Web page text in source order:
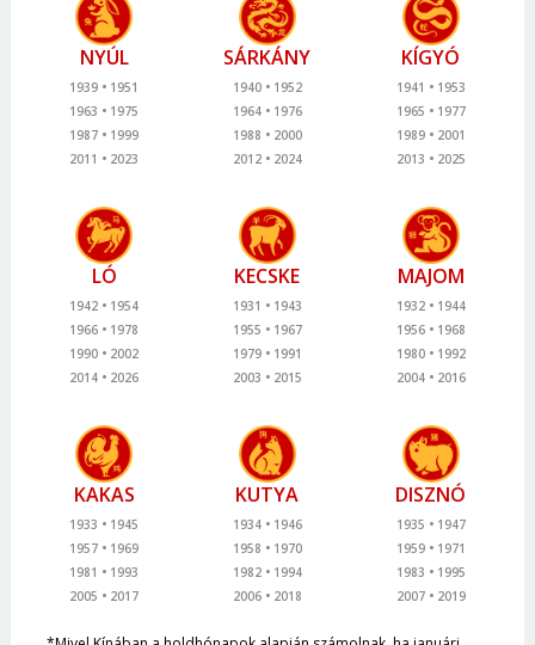
NYÚL
1939
1951
1963
1975
1987
1999
2011
2023
SÁRKÁNY
1940
1952
1964
1976
1988
2000
2012
2024
KÍGYÓ
1941
1953
1965
1977
1989
2001
2013
2025
LÓ
1942
1954
1966
1978
1990
2002
2014
2026
KECSKE
1931
1943
1955
1967
1979
1991
2003
2015
MAJOM
1932
1944
1956
1968
1980
1992
2004
2016
KAKAS
1933
1945
1957
1969
1981
1993
2005
2017
KUTYA
1934
1946
1958
1970
1982
1994
2006
2018
DISZNÓ
1935
1947
1959
1971
1983
1995
2007
2019